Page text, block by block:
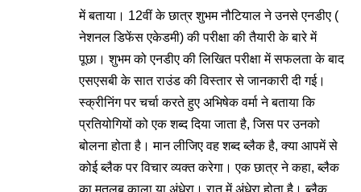
में बताया। 12वीं के छात्र शुभम नौटियाल ने उनसे एनडीए (
नेशनल डिफेंस एकेडमी) की परीक्षा की तैयारी के बारे में
पूछा। शुभम को एनडीए की लिखित परीक्षा में सफलता के बाद
एसएसबी के सात राउंड की विस्तार से जानकारी दी गई।
स्क्रीनिंग पर चर्चा करते हुए अभिषेक वर्मा ने बताया कि
प्रतियोगियों को एक शब्द दिया जाता है, जिस पर उनको
बोलना होता है। मान लीजिए वह शब्द ब्लैक है, क्या आपमें से
कोई ब्लैक पर विचार व्यक्त करेगा। एक छात्र ने कहा, ब्लैक
का मतलब काला या अंधेरा। रात में अंधेरा होता है। ब्लैक